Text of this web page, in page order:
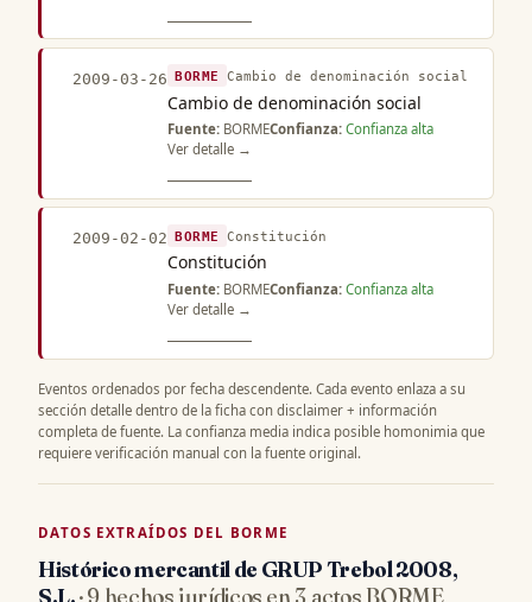
2009-03-26 BORME Cambio de denominación social
Cambio de denominación social
Fuente: BORMEConfianza: Confianza alta
Ver detalle →
2009-02-02 BORME Constitución
Constitución
Fuente: BORMEConfianza: Confianza alta
Ver detalle →
Eventos ordenados por fecha descendente. Cada evento enlaza a su
sección detalle dentro de la ficha con disclaimer + información
completa de fuente. La confianza media indica posible homonimia que
requiere verificación manual con la fuente original.
DATOS EXTRAÍDOS DEL BORME
Histórico mercantil de GRUP Trebol 2008,
S.L.· 9 hechos jurídicos en 3 actos BORME